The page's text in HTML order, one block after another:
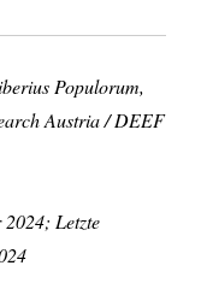
Populorum,
Austria / DEEF
Letzte